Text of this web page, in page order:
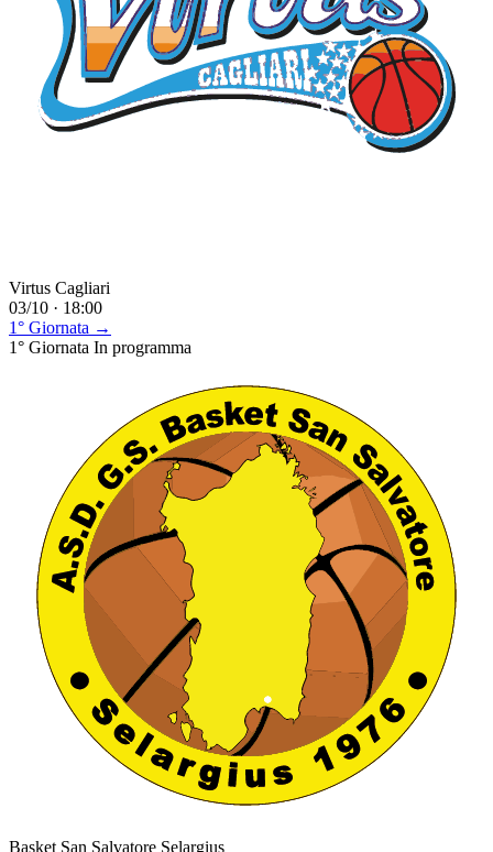
Virtus Cagliari
03/10 · 18:00
1° Giornata →
1° Giornata In programma
Basket San Salvatore Selargius